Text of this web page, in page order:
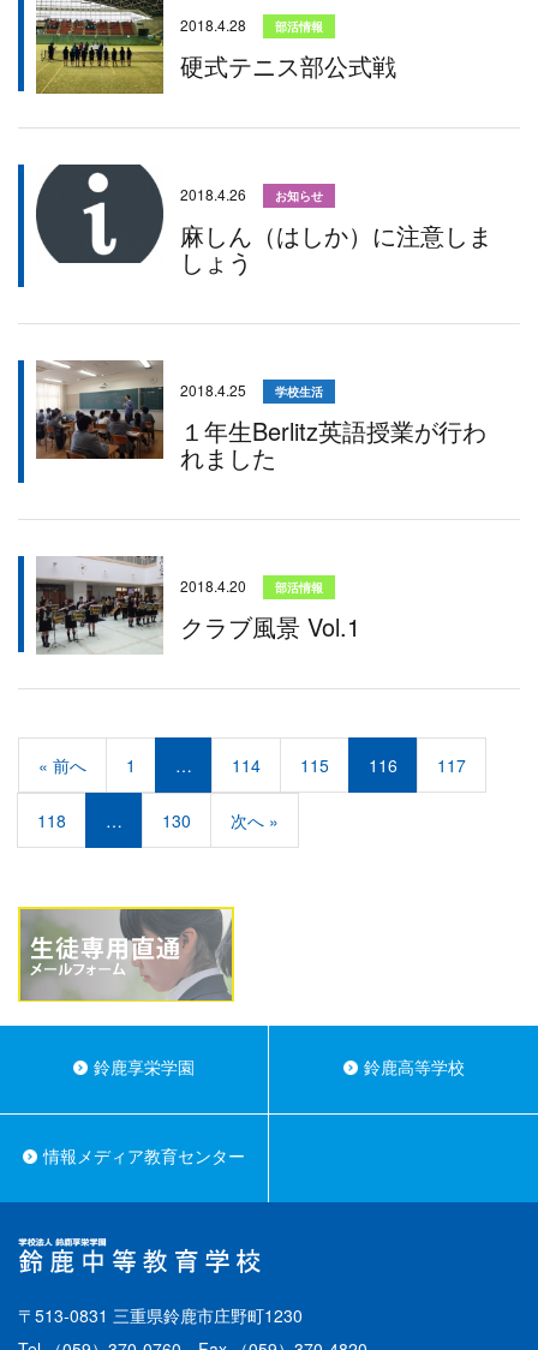
2018.4.28 部活情報
硬式テニス部公式戦
2018.4.26 お知らせ
麻しん（はしか）に注意しま
しょう
2018.4.25 学校生活
１年生Berlitz英語授業が行わ
れました
2018.4.20 部活情報
クラブ風景 Vol.1
« 前へ 1 … 114 115 116 117
118 … 130 次へ »
鈴鹿享栄学園 鈴鹿高等学校
情報メディア教育センター
〒513-0831 三重県鈴鹿市庄野町1230